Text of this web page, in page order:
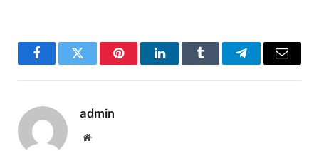
FacebookTwitter PinterestLinkedInTumblr TelegramEmail
admin
Website